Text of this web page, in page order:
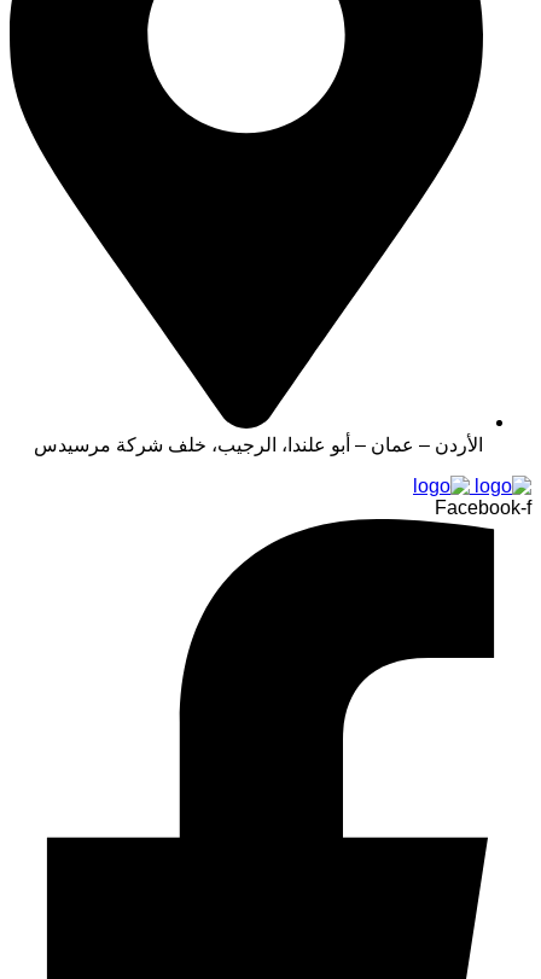
الأردن – عمان – أبو علندا، الرجيب، خلف شركة مرسيدس
Facebook-f